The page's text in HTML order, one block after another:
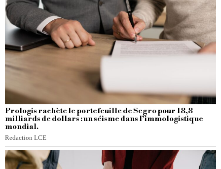
Prologis rachète le portefeuille de Segro pour 18,8
milliards de dollars : un séisme dans l’immologistique
mondial.
Redaction LCE